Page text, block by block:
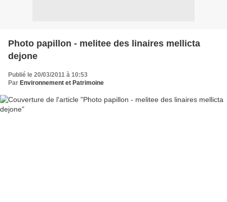
Photo papillon - melitee des linaires mellicta
dejone
Publié le 20/03/2011 à 10:53
Par Environnement et Patrimoine